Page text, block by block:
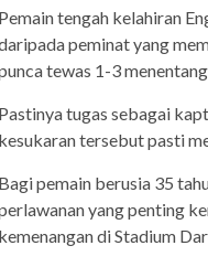
Pemain tengah kelahiran
peminat yang
tewas 1-3
Pastinya tugas sebagai
kesukaran tersebut pasti
Bagi pemain berusia 35
yang penting
kemenangan di Stadium